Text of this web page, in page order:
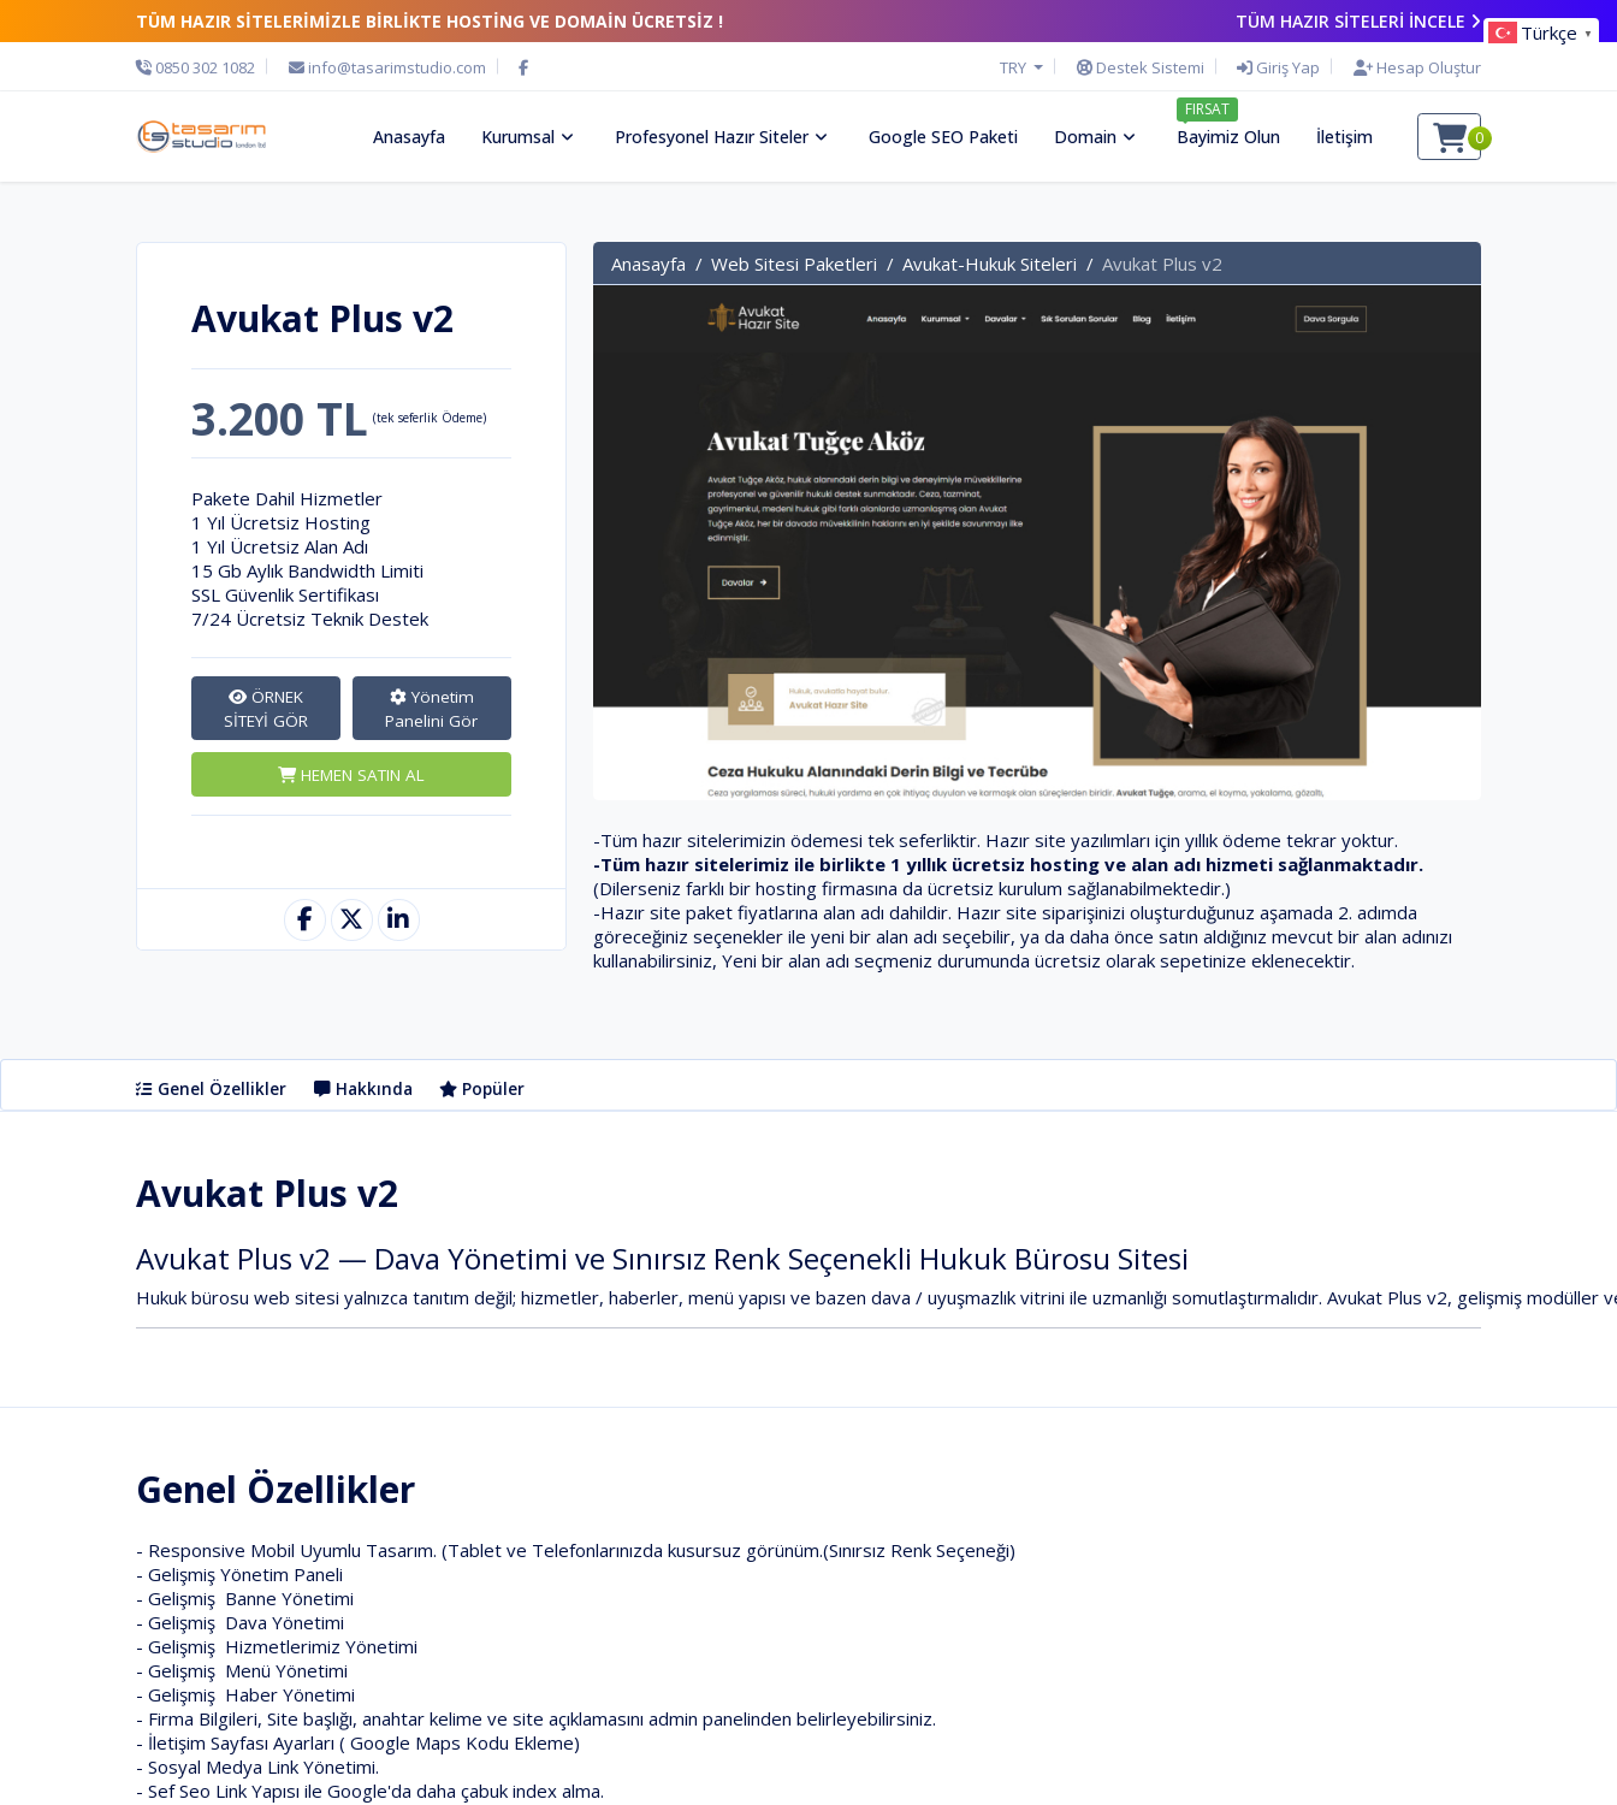
TÜM HAZIR SİTELERİMİZLE BİRLİKTE HOSTİNG VE DOMAİN ÜCRETSİZ ! TÜM HAZIR SİTELERİ İNCELE
0850 302 1082 info@tasarimstudio.com TRY Destek Sistemi Giriş Yap Hesap Oluştur
Anasayfa Kurumsal Profesyonel Hazır Siteler Google SEO Paketi Domain
FIRSAT
Bayimiz Olun İletişim 0
Avukat Plus v2
3.200 TL (tek seferlik Ödeme)
Pakete Dahil Hizmetler
1 Yıl Ücretsiz Hosting
1 Yıl Ücretsiz Alan Adı
15 Gb Aylık Bandwidth Limiti
SSL Güvenlik Sertifikası
7/24 Ücretsiz Teknik Destek
ÖRNEK
SİTEYİ GÖR
Yönetim
Panelini Gör
HEMEN SATIN AL
Anasayfa Web Sitesi Paketleri Avukat-Hukuk Siteleri Avukat Plus v2
-Tüm hazır sitelerimizin ödemesi tek seferliktir. Hazır site yazılımları için yıllık ödeme tekrar yoktur.
-Tüm hazır sitelerimiz ile birlikte 1 yıllık ücretsiz hosting ve alan adı hizmeti sağlanmaktadır.
(Dilerseniz farklı bir hosting firmasına da ücretsiz kurulum sağlanabilmektedir.)
-Hazır site paket fiyatlarına alan adı dahildir. Hazır site siparişinizi oluşturduğunuz aşamada 2. adımda
göreceğiniz seçenekler ile yeni bir alan adı seçebilir, ya da daha önce satın aldığınız mevcut bir alan adınızı
kullanabilirsiniz, Yeni bir alan adı seçmeniz durumunda ücretsiz olarak sepetinize eklenecektir.
Genel Özellikler Hakkında Popüler
Avukat Plus v2
Avukat Plus v2 — Dava Yönetimi ve Sınırsız Renk Seçenekli Hukuk Bürosu Sitesi
Hukuk bürosu web sitesi yalnızca tanıtım değil; hizmetler, haberler, menü yapısı ve bazen dava / uyuşmazlık vitrini ile uzmanlığı somutlaştırmalıdır. Avukat Plus v2, gelişmiş modüller
Genel Özellikler
- Responsive Mobil Uyumlu Tasarım. (Tablet ve Telefonlarınızda kusursuz görünüm.(Sınırsız Renk Seçeneği)
- Gelişmiş Yönetim Paneli
- Gelişmiş Banne Yönetimi
- Gelişmiş Dava Yönetimi
- Gelişmiş Hizmetlerimiz Yönetimi
- Gelişmiş Menü Yönetimi
- Gelişmiş Haber Yönetimi
- Firma Bilgileri, Site başlığı, anahtar kelime ve site açıklamasını admin panelinden belirleyebilirsiniz.
- İletişim Sayfası Ayarları ( Google Maps Kodu Ekleme)
- Sosyal Medya Link Yönetimi.
- Sef Seo Link Yapısı ile Google'da daha çabuk index alma.
Türkçe ▼